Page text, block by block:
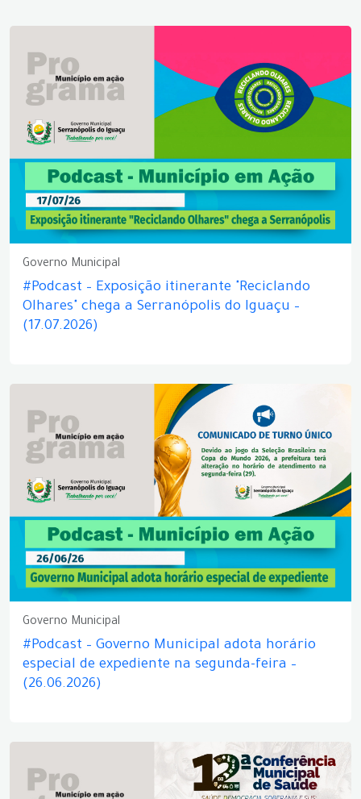
Governo Municipal
#Podcast – Exposição itinerante "Reciclando
Olhares" chega a Serranópolis do Iguaçu –
(17.07.2026)
Governo Municipal
#Podcast – Governo Municipal adota horário
especial de expediente na segunda-feira –
(26.06.2026)